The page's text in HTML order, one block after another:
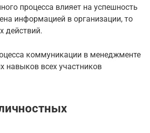
процесса влияет на успешность
информацией в организации, то
действий.
коммуникации в менеджменте
навыков всех участников